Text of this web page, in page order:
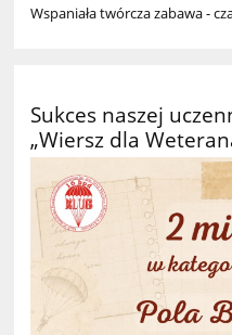
Wspaniała twórcza zabawa -
Sukces naszej
„Wiersz dla